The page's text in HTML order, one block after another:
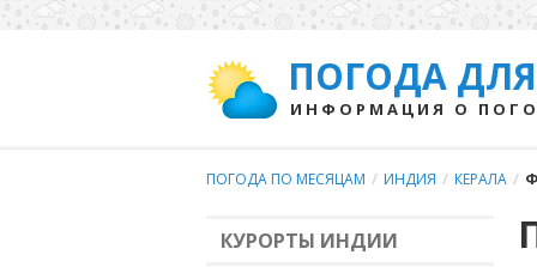
ПОГОДА
ИНФОРМАЦИЯ О
ПОГОДА ПО МЕСЯЦАМ / ИНДИЯ / КЕРАЛА /
КУРОРТЫ ИНДИИ